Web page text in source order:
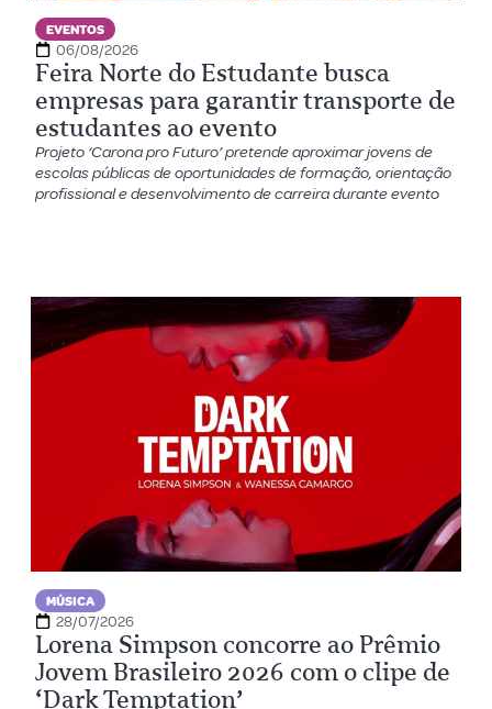
EVENTOS
06/08/2026
Feira Norte do Estudante busca
empresas para garantir transporte de
estudantes ao evento
Projeto ‘Carona pro Futuro’ pretende aproximar jovens de
escolas públicas de oportunidades de formação, orientação
profissional e desenvolvimento de carreira durante evento
MÚSICA
28/07/2026
Lorena Simpson concorre ao Prêmio
Jovem Brasileiro 2026 com o clipe de
‘Dark Temptation’